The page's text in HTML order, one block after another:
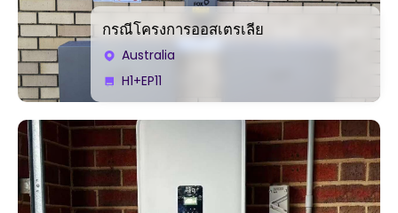
กรณีโครงการออสเตรเลีย
Australia
H1+EP11